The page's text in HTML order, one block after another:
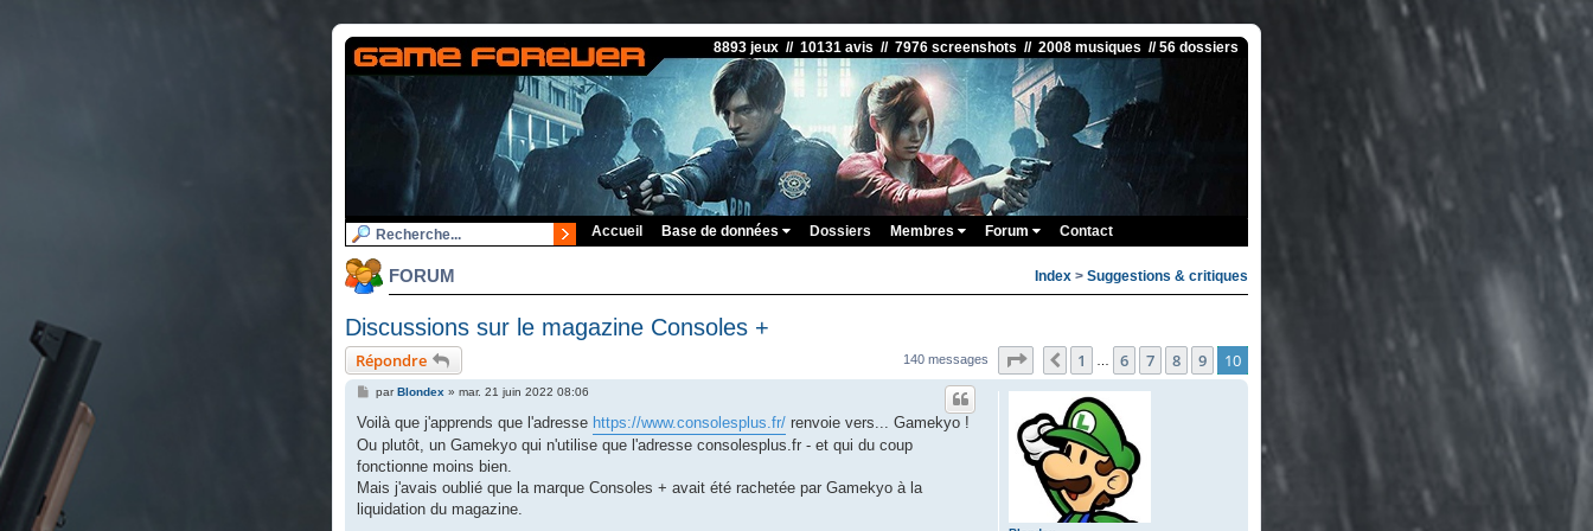
8893 jeux // 10131 avis // 7976 screenshots // 2008 musiques // 56 dossiers
Accueil Base de données Dossiers Membres Forum Contact
FORUM Index > Suggestions & critiques
Discussions sur le magazine Consoles +
Répondre 140 messages Page 10 sur 10
Précédente
1 6 7 8 9 10
M
s
a
g
e
parBlondex » mar. 21 juin 2022 08:06
Voilà que j'apprends que l'adresse https://www.consolesplus.fr/ renvoie vers... Gamekyo !
Ou plutôt, un Gamekyo qui n'utilise que l'adresse consolesplus.fr - et qui du coup
fonctionne moins bien.
Mais j'avais oublié que la marque Consoles + avait été rachetée par Gamekyo à la
liquidation du magazine.